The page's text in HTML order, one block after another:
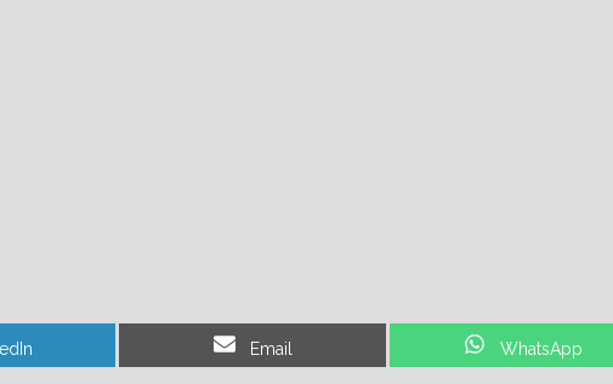
Share
on
Email
Share
on
WhatsApp